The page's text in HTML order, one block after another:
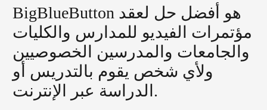
BigBlueButton هو أفضل حل لعقد
مؤتمرات الفيديو للمدارس والكليات
والجامعات والمدرسين الخصوصيين
ولأي شخص يقوم بالتدريس أو
الدراسة عبر الإنترنت.